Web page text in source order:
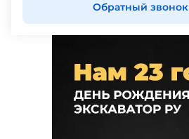
Обратный звонок